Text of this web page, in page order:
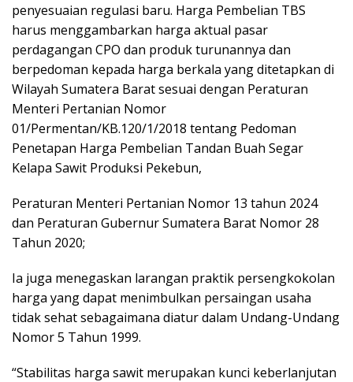
penyesuaian regulasi baru. Harga Pembelian TBS
harus menggambarkan harga aktual pasar
perdagangan CPO dan produk turunannya dan
berpedoman kepada harga berkala yang ditetapkan di
Wilayah Sumatera Barat sesuai dengan Peraturan
Menteri Pertanian Nomor
01/Permentan/KB.120/1/2018 tentang Pedoman
Penetapan Harga Pembelian Tandan Buah Segar
Kelapa Sawit Produksi Pekebun,
Peraturan Menteri Pertanian Nomor 13 tahun 2024
dan Peraturan Gubernur Sumatera Barat Nomor 28
Tahun 2020;
Ia juga menegaskan larangan praktik persengkokolan
harga yang dapat menimbulkan persaingan usaha
tidak sehat sebagaimana diatur dalam Undang-Undang
Nomor 5 Tahun 1999.
“Stabilitas harga sawit merupakan kunci keberlanjutan